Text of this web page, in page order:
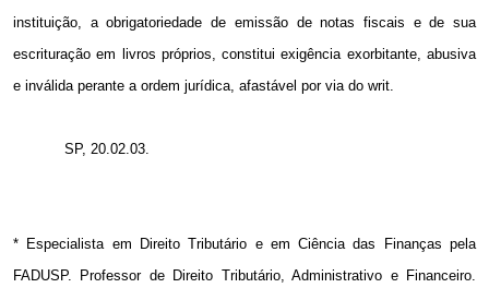
instituição, a obrigatoriedade de emissão de notas fiscais e de sua
escrituração em livros próprios, constitui exigência exorbitante, abusiva
e inválida perante a ordem jurídica, afastável por via do writ.
SP, 20.02.03.
* Especialista em Direito Tributário e em Ciência das Finanças pela
FADUSP. Professor de Direito Tributário, Administrativo e Financeiro.